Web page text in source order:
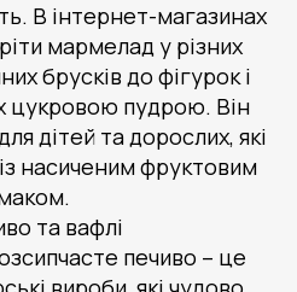
В інтернет-магазинах
мармелад у різних
брусків до фігурок і
цукровою пудрою. Він
дітей та дорослих, які
насиченим фруктовим
та вафлі
печиво – це